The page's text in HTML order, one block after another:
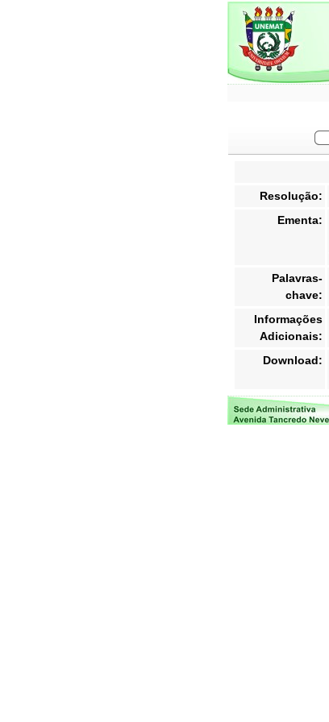
Resolução:
Ementa:
Palavras-
chave:
Informações
Adicionais:
Download: